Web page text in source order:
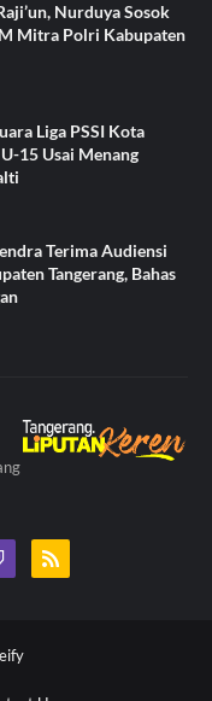
Nurduya Sosok
Mitra Polri Kabupaten
Liga PSSI Kota
15 Usai Menang
Terima Audiensi
Tangerang, Bahas